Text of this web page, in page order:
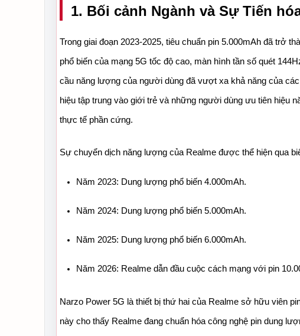
1. Bối cảnh Ngành và Sự Tiến
Trong giai đoạn 2023-2025, tiêu chuẩn pin 5.000mAh đã trở
phổ biến của mạng 5G tốc độ cao, màn hình tần số quét
cầu năng lượng của người dùng đã vượt xa khả năng của
hiệu tập trung vào giới trẻ và những người dùng ưu tiên hiệu
thực tế phần cứng.
Sự chuyển dịch năng lượng của Realme được thể hiện qua
Năm 2023: Dung lượng phổ biến 4.000mAh.
Năm 2024: Dung lượng phổ biến 5.000mAh.
Năm 2025: Dung lượng phổ biến 6.000mAh.
Năm 2026: Realme dẫn đầu cuộc cách mạng với pin
Narzo Power 5G là thiết bị thứ hai của Realme sở hữu viên
này cho thấy Realme đang chuẩn hóa công nghệ pin dung